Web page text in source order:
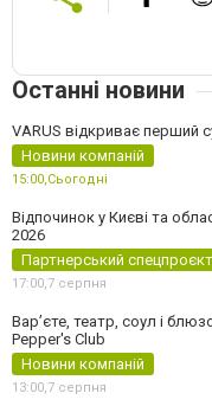
Останні новини
VARUS відкриває перший
Новини компаній
15:00, Сьогодні
Відпочинок у Києві та
2026
Партнерський спецпроєкт
17:00, 7 серпня
Вар’єте, театр, соул і
Pepper's Club
Новини компаній
13:00, 7 серпня